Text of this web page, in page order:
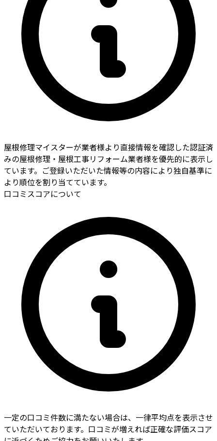
屋根修理マイスターが業者様より直接情報を確認した認証済
みの屋根修理・屋根工事リフォーム業者様を優先的に表示し
ています。ご登録いただいた情報等の内容により独自基準に
より順位を割り当てています。
口コミスコアについて
一定の口コミ件数に満たない場合は、一律平均点を表示させ
ていただいております。口コミが増えれば正確な評価スコア